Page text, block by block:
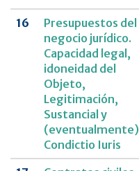
16
Presupuestos del
negocio jurídico.
Capacidad legal,
idoneidad del
Objeto,
Legitimación,
Sustancial y
(eventualmente)
Condictio Iuris